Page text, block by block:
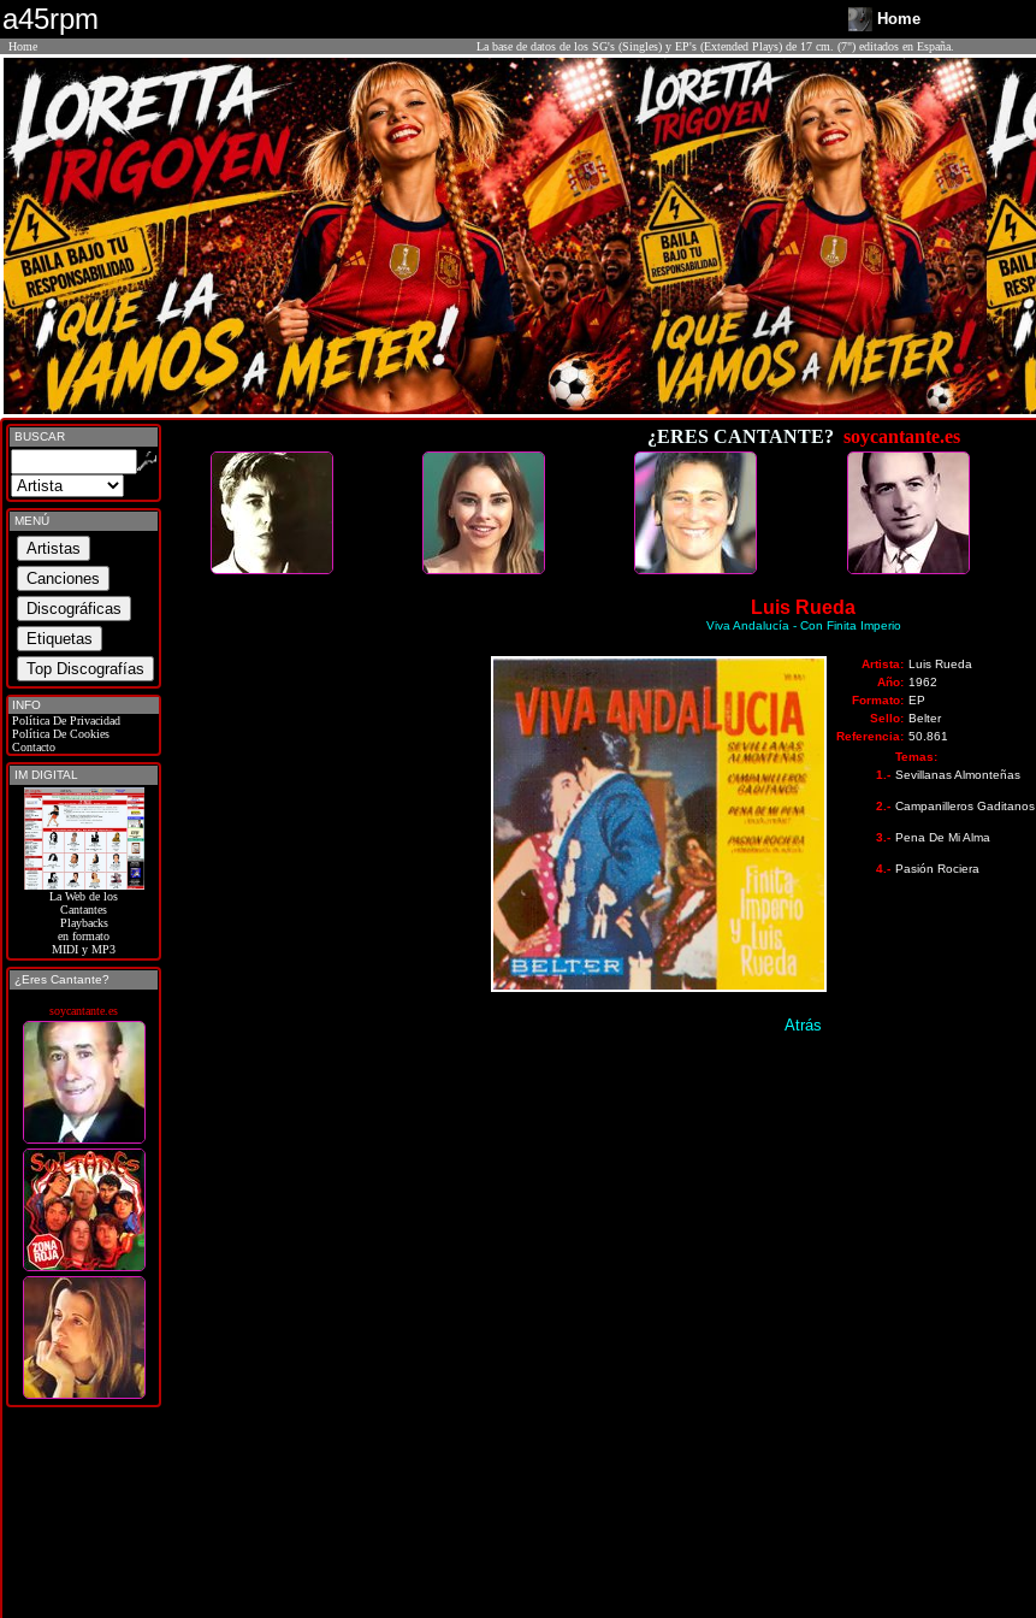
a45rpm Home
Home La base de datos de los SG's (Singles) y EP's (Extended Plays) de 17 cm. (7") editados en España.
BUSCAR
MENÚ
INFO
Política De Privacidad
Política De Cookies
Contacto
IM DIGITAL
La Web de los
Cantantes
Playbacks
en formato
MIDI y MP3
¿Eres Cantante?
soycantante.es
¿ERES CANTANTE? soycantante.es
Luis Rueda
Viva Andalucía - Con Finita Imperio
Artista: Luis Rueda
Año: 1962
Formato: EP
Sello: Belter
Referencia: 50.861
Temas:
1.- Sevillanas Almonteñas
2.- Campanilleros Gaditanos
3.- Pena De Mi Alma
4.- Pasión Rociera
Atrás